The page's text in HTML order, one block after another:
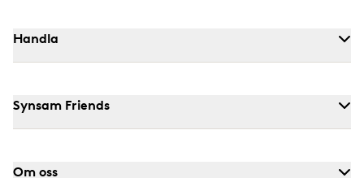
Handla
Synsam Friends
Om oss